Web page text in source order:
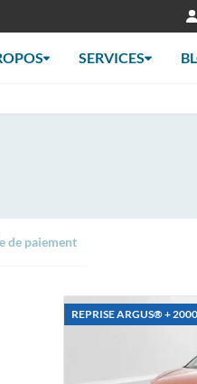
SERVICES
de paiement
REPRISE ARGUS®️ +